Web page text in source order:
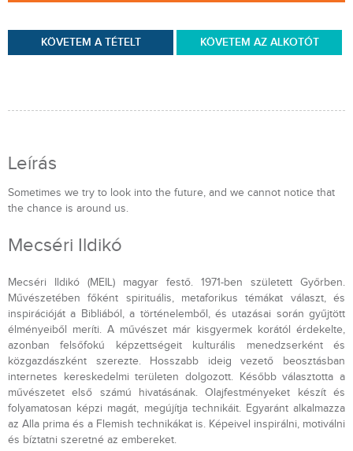
KÖVETEM A TÉTELT KÖVETEM AZ ALKOTÓT
Leírás
Sometimes we try to look into the future, and we cannot notice that
the chance is around us.
Mecséri Ildikó
Mecséri Ildikó (MEIL) magyar festő. 1971-ben született Győrben.
Művészetében főként spirituális, metaforikus témákat választ, és
inspirációját a Bibliából, a történelemből, és utazásai során gyűjtött
élményeiből meríti. A művészet már kisgyermek korától érdekelte,
azonban felsőfokú képzettségeit kulturális menedzserként és
közgazdászként szerezte. Hosszabb ideig vezető beosztásban
internetes kereskedelmi területen dolgozott. Később választotta a
művészetet első számú hivatásának. Olajfestményeket készít és
folyamatosan képzi magát, megújítja technikáit. Egyaránt alkalmazza
az Alla prima és a Flemish technikákat is. Képeivel inspirálni, motiválni
és bíztatni szeretné az embereket.